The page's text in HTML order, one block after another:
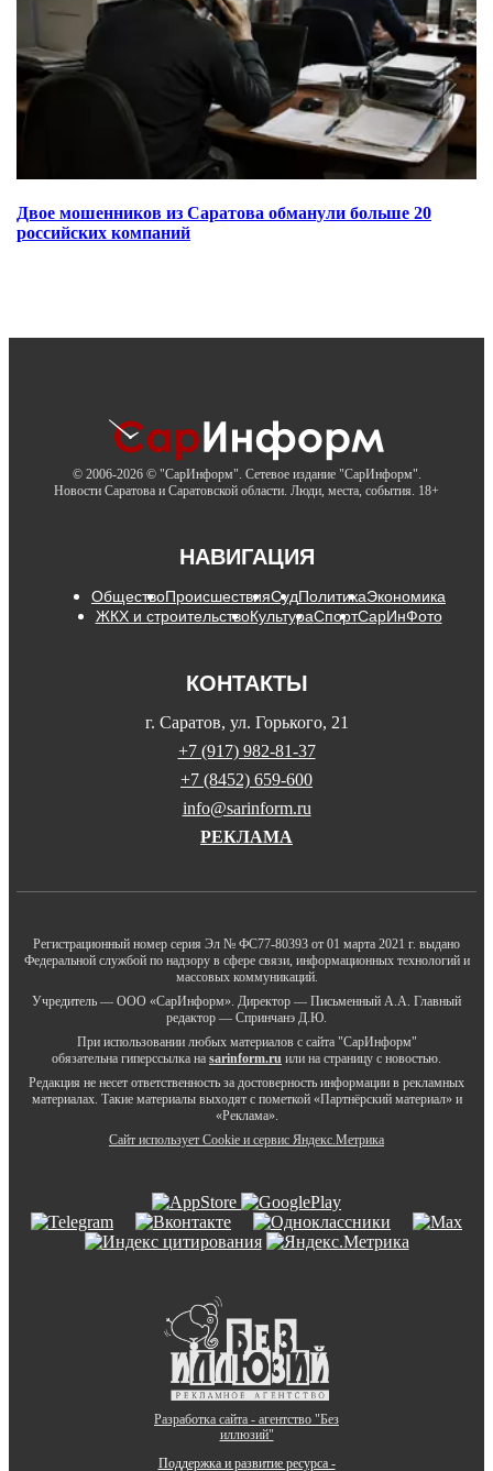
Двое мошенников из Саратова обманули больше 20
российских компаний
© 2006-2026 © "СарИнформ". Сетевое издание "СарИнформ".
Новости Саратова и Саратовской области. Люди, места, события. 18+
НАВИГАЦИЯ
ОбществоПроисшествияСудПолитикаЭкономика
ЖКХ и строительствоКультураСпортСарИнФото
КОНТАКТЫ
г. Саратов, ул. Горького, 21
+7 (917) 982-81-37
+7 (8452) 659-600
info@sarinform.ru
РЕКЛАМА
Регистрационный номер серия Эл № ФС77-80393 от 01 марта 2021 г. выдано
Федеральной службой по надзору в сфере связи, информационных технологий и
массовых коммуникаций.
Учредитель — ООО «СарИнформ». Директор — Письменный А.А. Главный
редактор — Спринчанэ Д.Ю.
При использовании любых материалов с сайта "СарИнформ"
обязательна гиперссылка на sarinform.ru или на страницу с новостью.
Редакция не несет ответственность за достоверность информации в рекламных
материалах. Такие материалы выходят с пометкой «Партнёрский материал» и
«Реклама».
Сайт использует Cookie и сервиc Яндекс.Метрика
Разработка сайта - агентство "Без
иллюзий"
Поддержка и развитие ресурса -